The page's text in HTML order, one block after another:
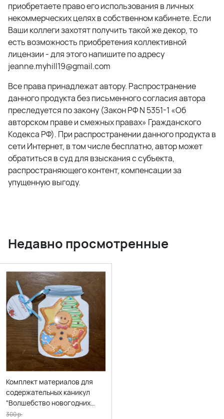
приобретаете право его использования в личных
некоммерческих целях в собственном кабинете. Если
Ваши коллеги захотят получить такой же декор, то
есть возможность приобретения коллективной
лицензии - для этого напишите по адресу
jeanne.myhill19@gmail.com
Все права принадлежат автору. Распространение
данного продукта без письменного согласия автора
преследуется по закону (Закон РФ N 5351-1 «Об
авторском праве и смежных правах» Гражданского
Кодекса РФ). При распространении данного продукта в
сети Интернет, в том числе бесплатно, автор может
обратиться в суд для взыскания с субъекта,
распространяющего контент, компенсации за
упущенную выгоду.
Недавно просмотренные
Комплект материалов для
содержательных каникул
"Волшебство новогодних
праздников"
300р.